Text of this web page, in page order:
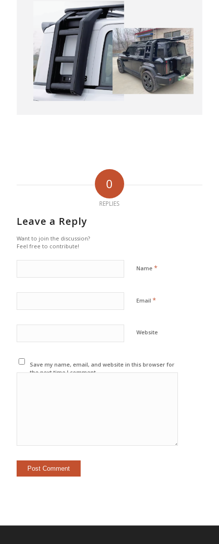
0
REPLIES
Leave a Reply
Want to join the discussion?
Feel free to contribute!
Name *
Email *
Website
Save my name, email, and website in this browser for
the next time I comment.